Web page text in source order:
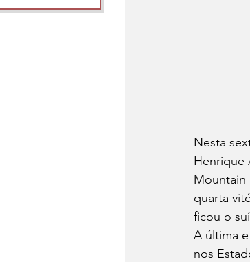
Nesta
Henrique
Mountain
quarta
ficou o
A última
nos